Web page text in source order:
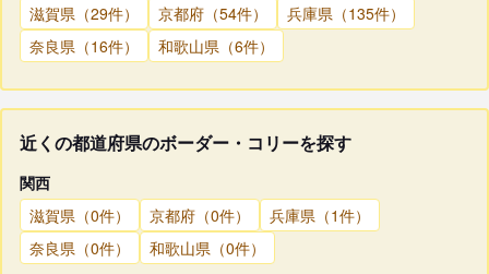
滋賀県（29件）
京都府（54件）
兵庫県（135件）
奈良県（16件）
和歌山県（6件）
近くの都道府県のボーダー・コリーを探す
関西
滋賀県（0件）
京都府（0件）
兵庫県（1件）
奈良県（0件）
和歌山県（0件）